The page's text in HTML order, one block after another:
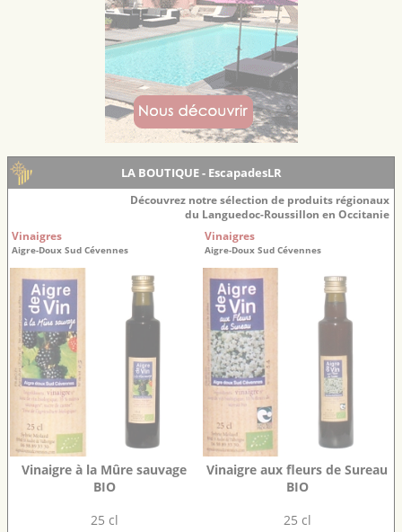
LA BOUTIQUE - EscapadesLR
Découvrez notre sélection de produits régionaux
du Languedoc-Roussillon en Occitanie
Vinaigres
Aigre-Doux Sud Cévennes
Vinaigre à la Mûre sauvage
BIO
25 cl
Vinaigres
Aigre-Doux Sud Cévennes
Vinaigre aux fleurs de Sureau
BIO
25 cl